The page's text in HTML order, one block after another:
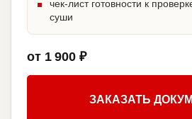
чек-лист готовности к
суши
от 1 900 ₽
ЗАКАЗАТЬ